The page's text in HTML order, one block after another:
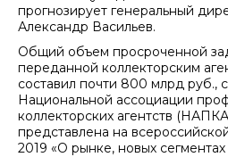
прогнозирует генеральный
Александр Васильев.
Общий объем просроченной
переданной коллекторским
составил почти 800 млрд руб.,
Национальной ассоциации
коллекторских агентств
представлена на
2019 «О рынке, новых